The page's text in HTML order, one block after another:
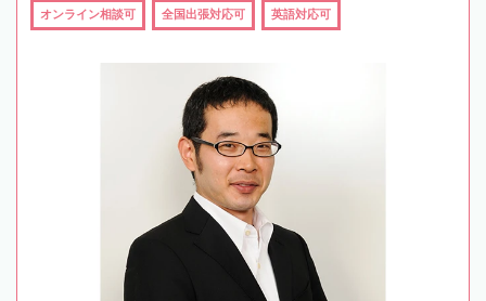
オンライン相談可 全国出張対応可 英語対応可